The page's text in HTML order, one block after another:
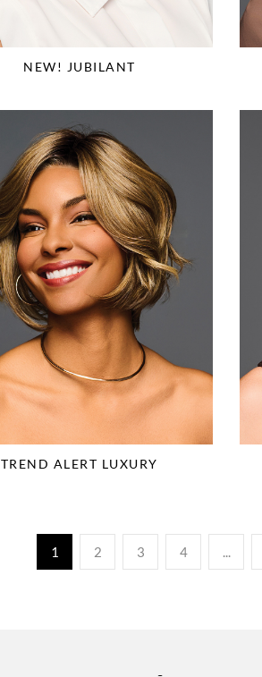
NEW! JUBILANT
TREND ALERT LUXURY
1 2 3 4